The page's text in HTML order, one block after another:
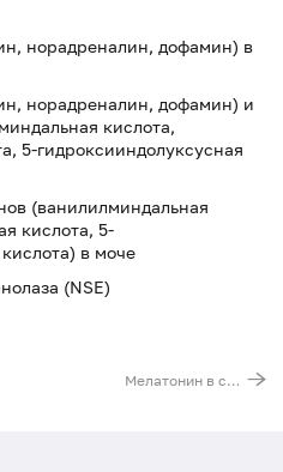
норадреналин, дофамин) в
норадреналин, дофамин) и
кислота,
5-гидроксииндолуксусная
(ванилилминдальная
кислота, 5-
в моче
(NSE)
Мелатонин в слюне: суточный ритм (утренняя, дневная, вечерняя, ночная порции)